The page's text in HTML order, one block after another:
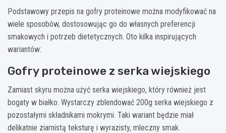
Podstawowy przepis na gofry proteinowe można modyfikować na
wiele sposobów, dostosowując go do własnych preferencji
smakowych i potrzeb dietetycznych. Oto kilka inspirujących
wariantów:
Gofry proteinowe z serka wiejskiego
Zamiast skyru można użyć serka wiejskiego, który również jest
bogaty w białko. Wystarczy zblendować 200g serka wiejskiego z
pozostałymi składnikami mokrymi. Taki wariant będzie miał
delikatnie ziarnistą teksturę i wyrazisty, mleczny smak.